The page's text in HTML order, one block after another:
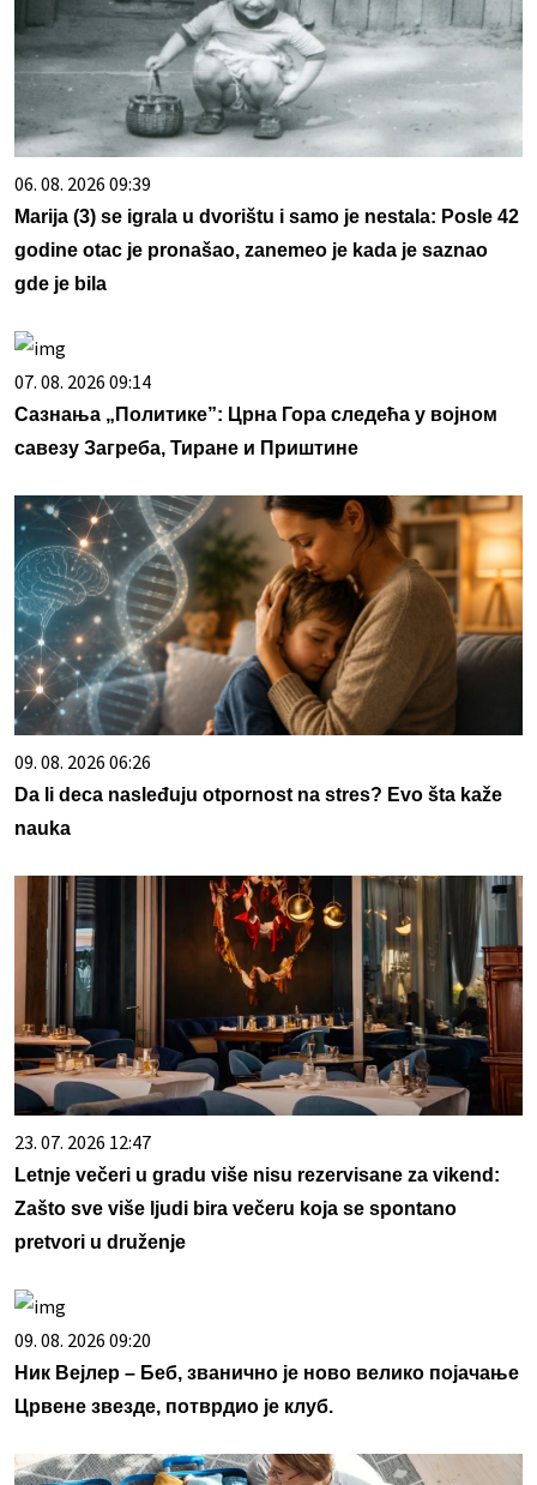
06. 08. 2026 09:39
Marija (3) se igrala u dvorištu i samo je nestala: Posle 42
godine otac je pronašao, zanemeo je kada je saznao
gde je bila
07. 08. 2026 09:14
Сазнања „Политике”: Црна Гора следећа у војном
савезу Загреба, Тиране и Приштине
09. 08. 2026 06:26
Da li deca nasleđuju otpornost na stres? Evo šta kaže
nauka
23. 07. 2026 12:47
Letnje večeri u gradu više nisu rezervisane za vikend:
Zašto sve više ljudi bira večeru koja se spontano
pretvori u druženje
09. 08. 2026 09:20
Ник Вејлер – Беб, званично је ново велико појачање
Црвене звезде, потврдио је клуб.